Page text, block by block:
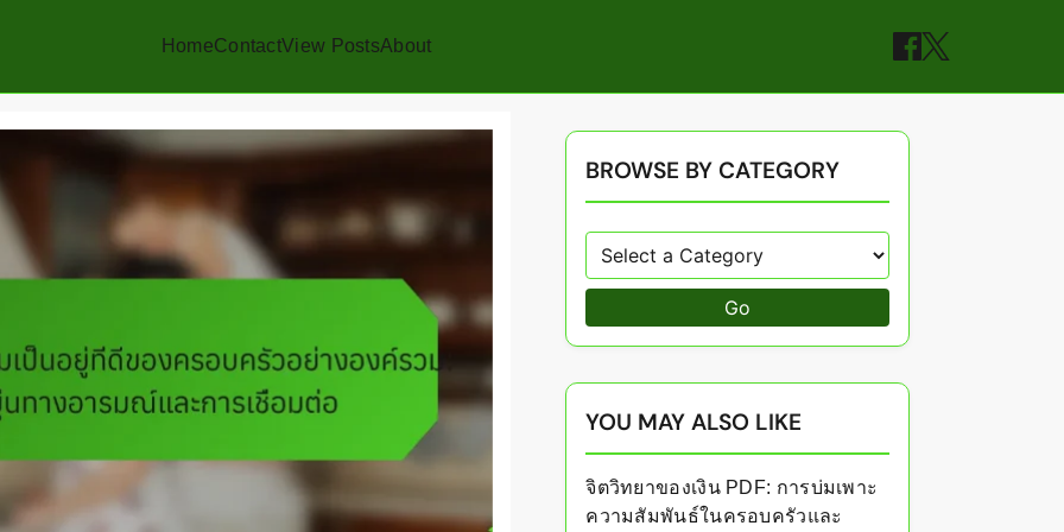
HomeContactView PostsAbout
BROWSE BY CATEGORY
Go
YOU MAY ALSO LIKE
จิตวิทยาของเงิน PDF: การบ่มเพาะ
ความสัมพันธ์ในครอบครัวและ